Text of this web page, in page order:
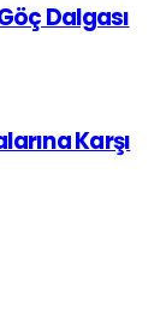
Dalgası
Karşı